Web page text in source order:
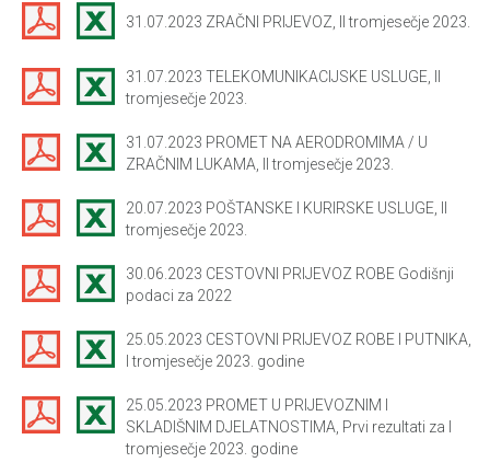
31.07.2023 ZRAČNI PRIJEVOZ, II tromjesečje 2023.
31.07.2023 TELEKOMUNIKACIJSKE USLUGE, II
tromjesečje 2023.
31.07.2023 PROMET NA AERODROMIMA / U
ZRAČNIM LUKAMA, II tromjesečje 2023.
20.07.2023 POŠTANSKE I KURIRSKE USLUGE, II
tromjesečje 2023.
30.06.2023 CESTOVNI PRIJEVOZ ROBE Godišnji
podaci za 2022
25.05.2023 CESTOVNI PRIJEVOZ ROBE I PUTNIKA,
I tromjesečje 2023. godine
25.05.2023 PROMET U PRIJEVOZNIM I
SKLADIŠNIM DJELATNOSTIMA, Prvi rezultati za I
tromjesečje 2023. godine